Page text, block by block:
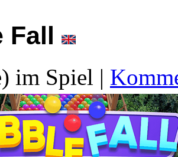
Fall
im Spiel |